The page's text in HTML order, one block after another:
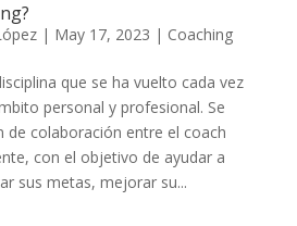
| May 17, 2023 | Coaching
que se ha vuelto cada vez
personal y profesional. Se
de colaboración entre el coach
con el objetivo de ayudar a
sus metas, mejorar su...